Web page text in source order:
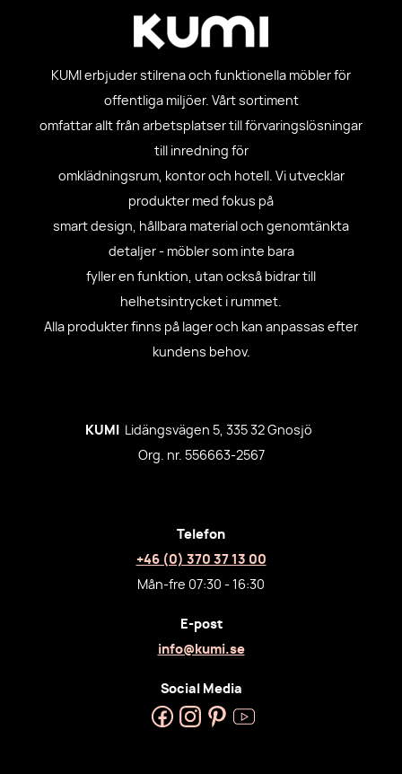
KUMI erbjuder stilrena och funktionella möbler för
offentliga miljöer. Vårt sortiment
omfattar allt från arbetsplatser till förvaringslösningar
till inredning för
omklädningsrum, kontor och hotell. Vi utvecklar
produkter med fokus på
smart design, hållbara material och genomtänkta
detaljer - möbler som inte bara
fyller en funktion, utan också bidrar till
helhetsintrycket i rummet.
Alla produkter finns på lager och kan anpassas efter
kundens behov.
KUMI
Lidängsvägen 5, 335 32 Gnosjö
Org. nr. 556663-2567
Telefon
+46 (0) 370 37 13 00
Mån-fre 07:30 - 16:30
E-post
info@kumi.se
Social Media